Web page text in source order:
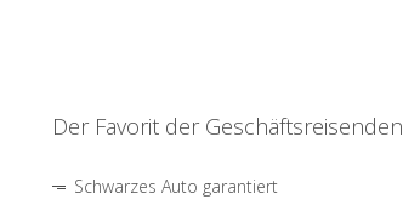
Der Favorit der Geschäftsreisenden
Schwarzes Auto garantiert